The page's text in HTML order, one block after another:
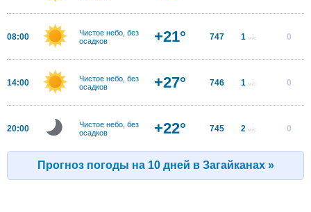
08:00
Чистое небо, без
осадков
+21° 747 1 м/с 0
14:00
Чистое небо, без
осадков
+27° 746 1 м/с 0
20:00
Чистое небо, без
осадков
+22° 745 2 м/с 0
Прогноз погоды на 10 дней в Загайканах »